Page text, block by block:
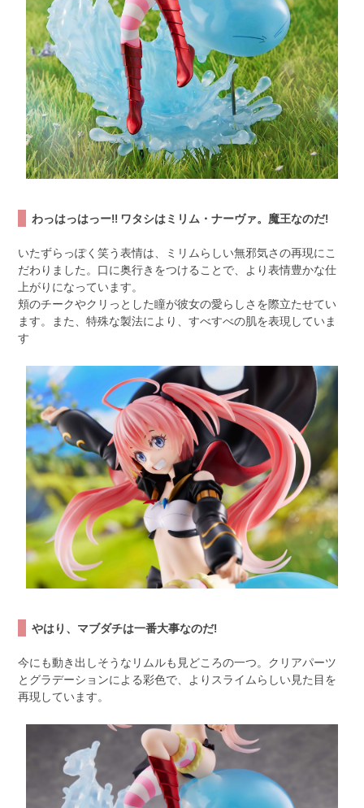
わっはっはっー!! ワタシはミリム・ナーヴァ。魔王なのだ!
いたずらっぽく笑う表情は、ミリムらしい無邪気さの再現にこ
だわりました。口に奥行きをつけることで、より表情豊かな仕
上がりになっています。
頬のチークやクリっとした瞳が彼女の愛らしさを際立たせてい
ます。また、特殊な製法により、すべすべの肌を表現していま
す
やはり、マブダチは一番大事なのだ!
今にも動き出しそうなリムルも見どころの一つ。クリアパーツ
とグラデーションによる彩色で、よりスライムらしい見た目を
再現しています。